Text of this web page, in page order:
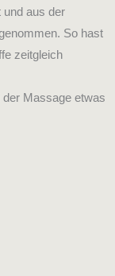
und aus der
So hast
zeitgleich
der Massage etwas